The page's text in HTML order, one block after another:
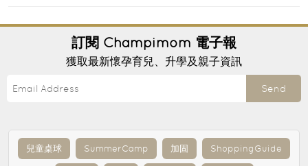
訂閱 Champimom 電子報
獲取最新懷孕育兒、升學及親子資訊
Send
兒童桌球 SummerCamp 加固 ShoppingGuide